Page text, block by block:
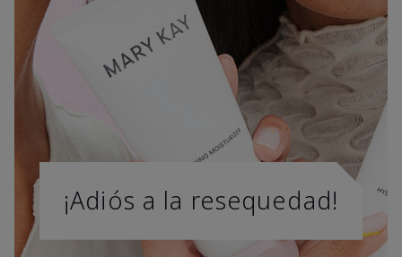
¡Adiós a la resequedad!